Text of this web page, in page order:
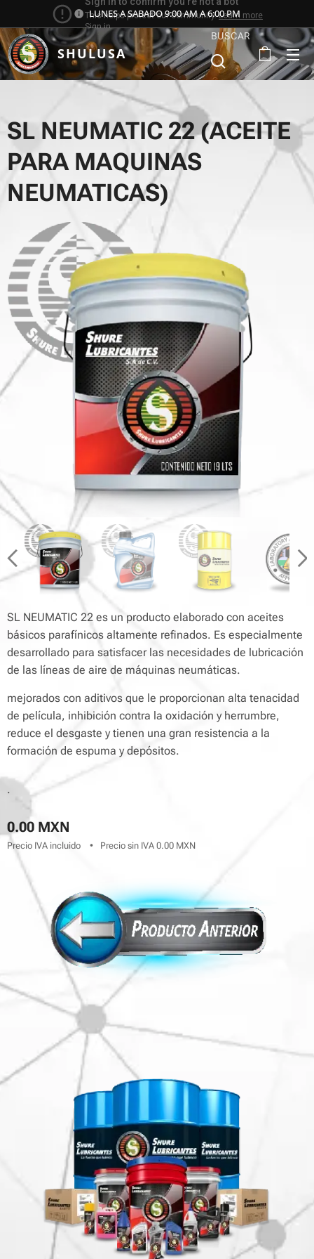
LUNES A SABADO 9:00 AM A 6:00 PM
SHULUSA
BUSCAR
SL NEUMATIC 22 (ACEITE
PARA MAQUINAS
NEUMATICAS)
SL NEUMATIC 22 es un producto elaborado con aceites
básicos parafínicos altamente refinados. Es especialmente
desarrollado para satisfacer las necesidades de lubricación
de las líneas de aire de máquinas neumáticas.
mejorados con aditivos que le proporcionan alta tenacidad
de película, inhibición contra la oxidación y herrumbre,
reduce el desgaste y tienen una gran resistencia a la
formación de espuma y depósitos.
.
0.00 MXN
Precio IVA incluido Precio sin IVA 0.00 MXN